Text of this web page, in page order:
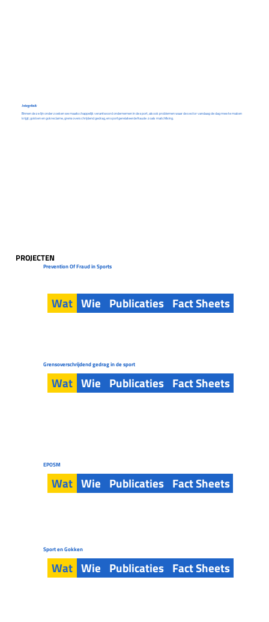
Integriteit:
Binnen deze lijn onderzoeken we maatschappelijk verantwoord ondernemen in de sport, alsook problemen waar de sector vandaag de dag mee te maken
krijgt; gokken en gokreclame, grensoverschrijdend gedrag, en sportgerelateerde fraude zoals matchfixing.
PROJECTEN
Prevention Of Fraud in Sports
Wat Wie Publicaties Fact Sheets
Grensoverschrijdend gedrag in de sport
Wat Wie Publicaties Fact Sheets
EPOSM
Wat Wie Publicaties Fact Sheets
Sport en Gokken
Wat Wie Publicaties Fact Sheets